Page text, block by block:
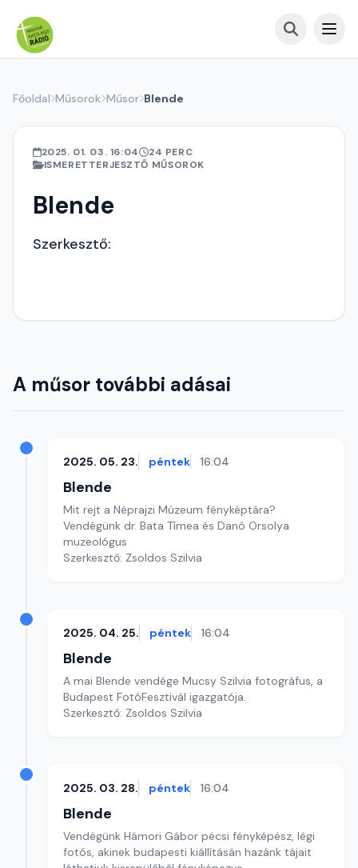
Főoldal Műsorok Műsor Blende
2025. 01. 03. 16:04
24 PERC
ISMERETTERJESZTŐ MŰSOROK
Blende
Szerkesztő:
A műsor további adásai
2025. 05. 23. péntek 16:04
Blende
Mit rejt a Néprajzi Múzeum fényképtára?
Vendégünk dr. Bata Tímea és Danó Orsolya
muzeológus
Szerkesztő: Zsoldos Szilvia
2025. 04. 25. péntek 16:04
Blende
A mai Blende vendége Mucsy Szilvia fotográfus, a
Budapest FotóFesztivál igazgatója.
Szerkesztő: Zsoldos Szilvia
2025. 03. 28. péntek 16:04
Blende
Vendégünk Hámori Gábor pécsi fényképész, légi
fotós, akinek budapesti kiállításán hazánk tájait